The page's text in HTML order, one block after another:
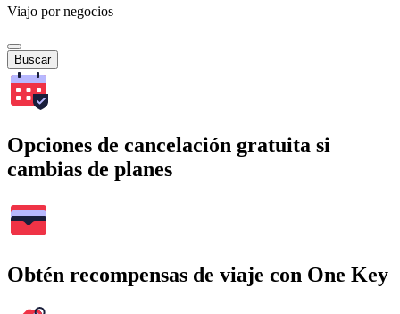
Viajo por negocios
Buscar
Opciones de cancelación gratuita si
cambias de planes
Obtén recompensas de viaje con One Key